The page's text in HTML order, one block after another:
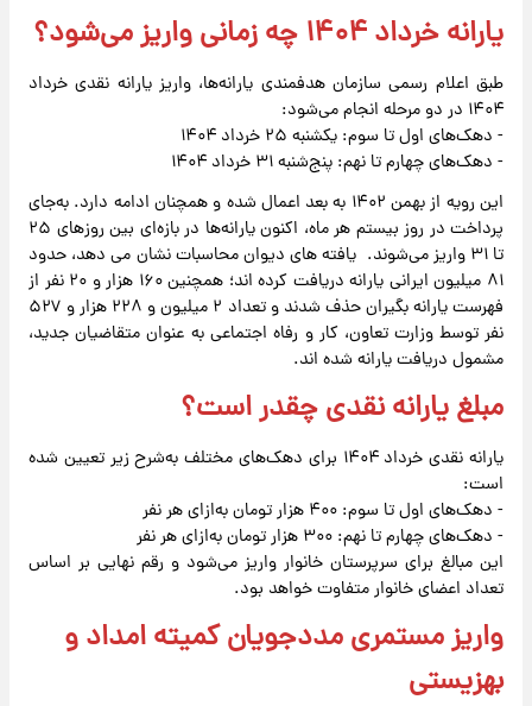
یارانه خرداد ۱۴۰۴ چه زمانی واریز می‌شود؟
طبق اعلام رسمی سازمان هدفمندی یارانه‌ها، واریز یارانه نقدی خرداد
۱۴۰۴ در دو مرحله انجام می‌شود:
- دهک‌های اول تا سوم: یکشنبه ۲۵ خرداد ۱۴۰۴
- دهک‌های چهارم تا نهم: پنج‌شنبه ۳۱ خرداد ۱۴۰۴
این رویه از بهمن ۱۴۰۲ به بعد اعمال شده و همچنان ادامه دارد. به‌جای
پرداخت در روز بیستم هر ماه، اکنون یارانه‌ها در بازه‌ای بین روزهای ۲۵
تا ۳۱ واریز می‌شوند. یافته های دیوان محاسبات نشان می دهد، حدود
۸۱ میلیون ایرانی یارانه دریافت کرده اند؛ همچنین ۱۶۰ هزار و ۲۰ نفر از
فهرست یارانه بگیران حذف شدند و تعداد ۲ میلیون و ۲۲۸ هزار و ۵۲۷
نفر توسط وزارت تعاون، کار و رفاه اجتماعی به عنوان متقاضیان جدید،
مشمول دریافت یارانه شده اند.
مبلغ یارانه نقدی چقدر است؟
یارانه نقدی خرداد ۱۴۰۴ برای دهک‌های مختلف به‌شرح زیر تعیین شده
است:
- دهک‌های اول تا سوم: ۴۰۰ هزار تومان به‌ازای هر نفر
- دهک‌های چهارم تا نهم: ۳۰۰ هزار تومان به‌ازای هر نفر
این مبالغ برای سرپرستان خانوار واریز می‌شود و رقم نهایی بر اساس
تعداد اعضای خانوار متفاوت خواهد بود.
واریز مستمری مددجویان کمیته امداد و
بهزیستی